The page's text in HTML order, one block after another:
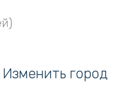
Изменить город